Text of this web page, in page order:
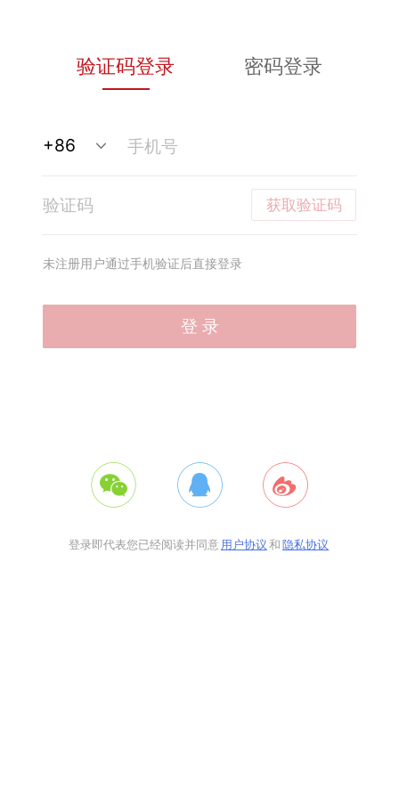
验证码登录 密码登录
获取验证码
未注册用户通过手机验证后直接登录
登 录
登录即代表您已经阅读并同意用户协议和隐私协议